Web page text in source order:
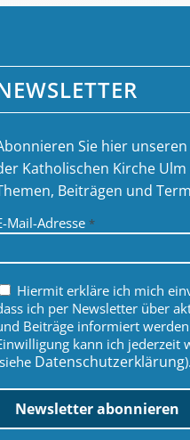
Sie hier
Katholischen Kirche
Beiträgen und
Mail-Adresse*
Hiermit erkläre ich mich
ich per Newsletter über
Beiträge informiert
kann ich jederzeit
Datenschutzerklärung).